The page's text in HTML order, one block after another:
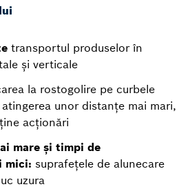
transportul produselor în
și verticale
la rostogolire pe curbele
unor distanțe mai mari,
acționări
mare și timpi de
mici: suprafețele de alunecare
uzura